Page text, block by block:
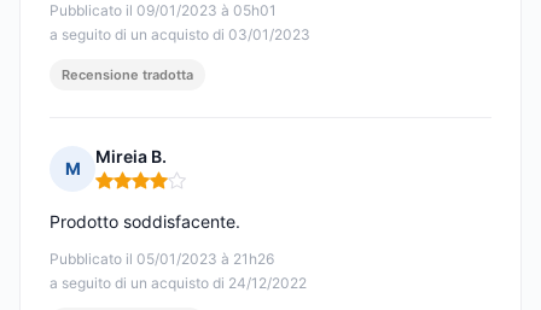
Pubblicato il 09/01/2023 à 05h01
a seguito di un acquisto di 03/01/2023
Recensione tradotta
M
Mireia B.
Nota: 4 su 5
Pubblicato il 05/01/2023 à 21h26
a seguito di un acquisto di 24/12/2022
Prodotto soddisfacente.